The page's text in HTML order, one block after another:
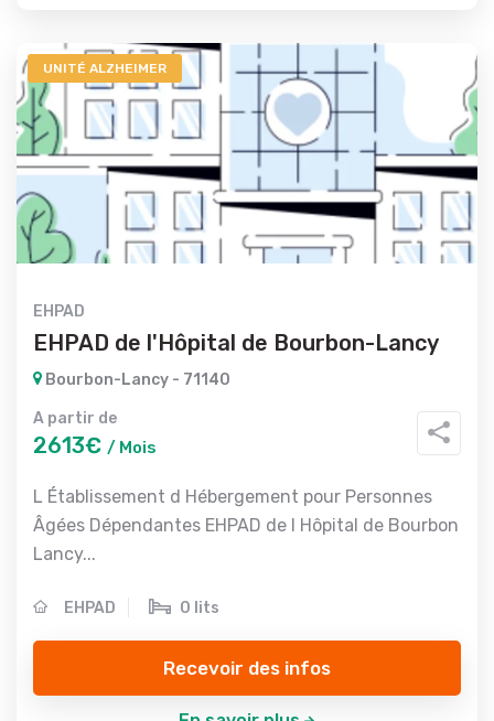
UNITÉ ALZHEIMER
EHPAD
EHPAD de l'Hôpital de Bourbon-Lancy
Bourbon-Lancy - 71140
A partir de
2613€ / Mois
L Établissement d Hébergement pour Personnes
Âgées Dépendantes EHPAD de l Hôpital de Bourbon
Lancy...
EHPAD 0 lits
Recevoir des infos